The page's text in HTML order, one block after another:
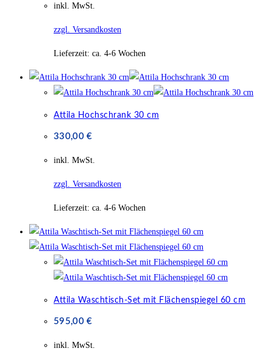
inkl. MwSt.
zzgl. Versandkosten
Lieferzeit: ca. 4-6 Wochen
Attila Hochschrank 30 cm
330,00€
inkl. MwSt.
zzgl. Versandkosten
Lieferzeit: ca. 4-6 Wochen
Attila Waschtisch-Set mit Flächenspiegel 60 cm
595,00€
inkl. MwSt.